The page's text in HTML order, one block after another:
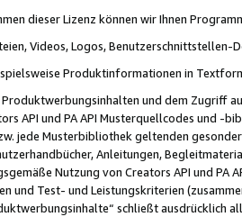
dieser Lizenz können wir Ihnen
Videos, Logos, Benutzerschnittstellen-
Produktinformationen in
und dem Zugriff
API und PA API Musterquellcodes und
jede Musterbibliothek geltenden
Anleitungen,
Nutzung von Creators API und PA
und Test- und Leistungskriterien
schließt ausdrücklich